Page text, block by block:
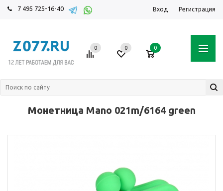
7 495 725-16-40 Вход Регистрация
0 0 0
Монетница Mano 021m/6164 green